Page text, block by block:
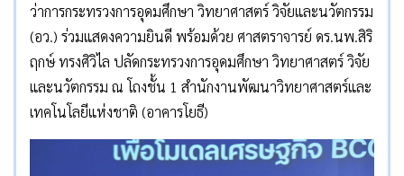
ว่าการกระทรวงการอุดมศึกษา วิทยาศาสตร์ วิจัยและนวัตกรรม
(อว.) ร่วมแสดงความยินดี พร้อมด้วย ศาสตราจารย์ ดร.นพ.สิริ
ฤกษ์ ทรงศิวิไล ปลัดกระทรวงการอุดมศึกษา วิทยาศาสตร์ วิจัย
และนวัตกรรม ณ โถงชั้น 1 สำนักงานพัฒนาวิทยาศาสตร์และ
เทคโนโลยีแห่งชาติ (อาคารโยธี)